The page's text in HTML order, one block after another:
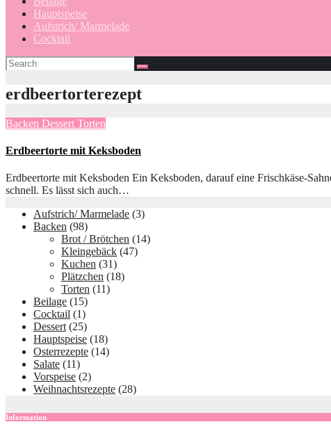
Hauptspeise
Aufstrich/ Marmelade
Cocktail
erdbeertorterezept
Backen Dessert Torten
Erdbeertorte mit Keksboden
Erdbeertorte mit Keksboden Ein Keksboden, darauf eine Frischkäse-
schnell. Es lässt sich auch…
Aufstrich/ Marmelade (3)
Backen (98)
Brot / Brötchen (14)
Kleingebäck (47)
Kuchen (31)
Plätzchen (18)
Torten (11)
Beilage (15)
Cocktail (1)
Dessert (25)
Hauptspeise (18)
Osterrezepte (14)
Salate (11)
Vorspeise (2)
Weihnachtsrezepte (28)
Information